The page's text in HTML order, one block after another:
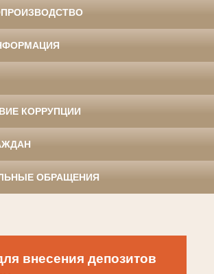
КОРРУПЦИИ
ОБРАЩЕНИЯ
внесения депозитов